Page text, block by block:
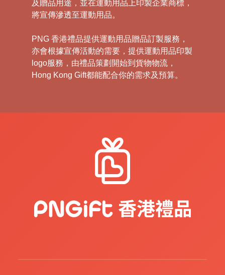
及贈品用途，並在運動用品上印製企業商標，
將宣傳滲透至運動用品。
PNG 香港禮品提供運動用品贈品訂製服務，
亦會根據宣傳活動的需要，提供運動用品印製
logo服務，由禮品策劃開始到貨物物流，
Hong Kong Gift都能配合你的需求及預算。